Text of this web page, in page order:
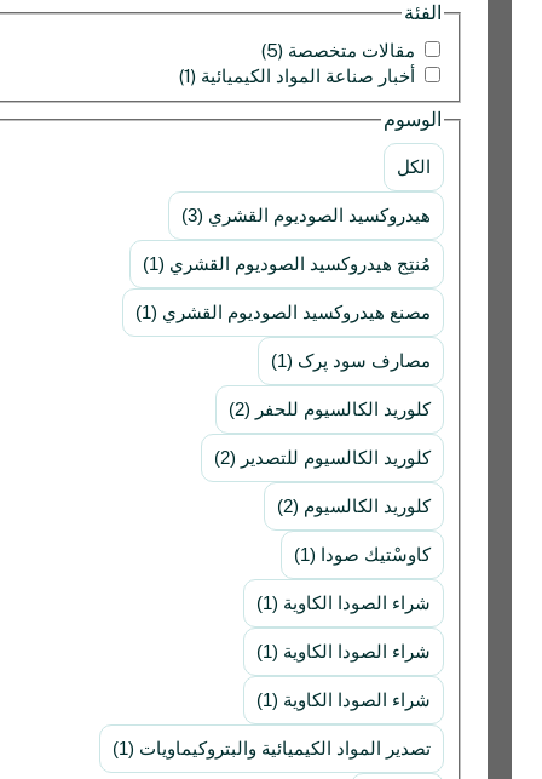
الفئة
مقالات متخصصة (5)
أخبار صناعة المواد الكيميائية (1)
الوسوم
الكل
هيدروكسيد الصوديوم القشري (3)
مُنتِج هيدروكسيد الصوديوم القشري (1)
مصنع هيدروكسيد الصوديوم القشري (1)
مصارف سود پرک (1)
كلوريد الكالسيوم للحفر (2)
كلوريد الكالسيوم للتصدير (2)
كلوريد الكالسيوم (2)
كاوسْتيك صودا (1)
شراء الصودا الكاوية (1)
شراء الصودا الكاوية (1)
شراء الصودا الكاوية (1)
تصدير المواد الكيميائية والبتروكيماويات (1)